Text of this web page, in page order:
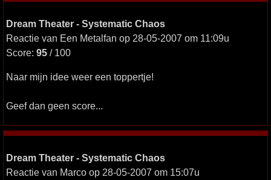
Dream Theater - Systematic Chaos
Reactie van Een Metalfan op 28-05-2007 om 11:09u
Score: 95 / 100
Naar mijn idee weer een toppertje!
Geef dan geen score...
Dream Theater - Systematic Chaos
Reactie van Marco op 28-05-2007 om 15:07u